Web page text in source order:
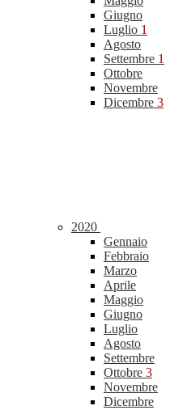
Giugno
Luglio 1
Agosto
Settembre 1
Ottobre
Novembre
Dicembre 3
2020
Gennaio
Febbraio
Marzo
Aprile
Maggio
Giugno
Luglio
Agosto
Settembre
Ottobre 3
Novembre
Dicembre